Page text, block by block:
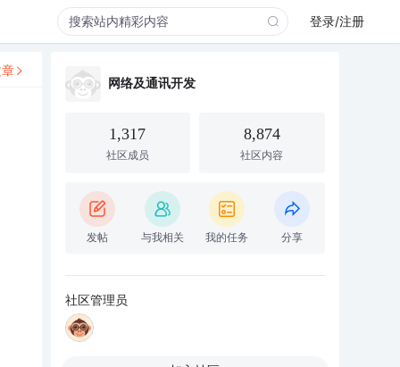
登录/注册
网络及通讯开发
1,317
社区成员
8,874
社区内容
发帖 与我相关 我的任务 分享
社区管理员